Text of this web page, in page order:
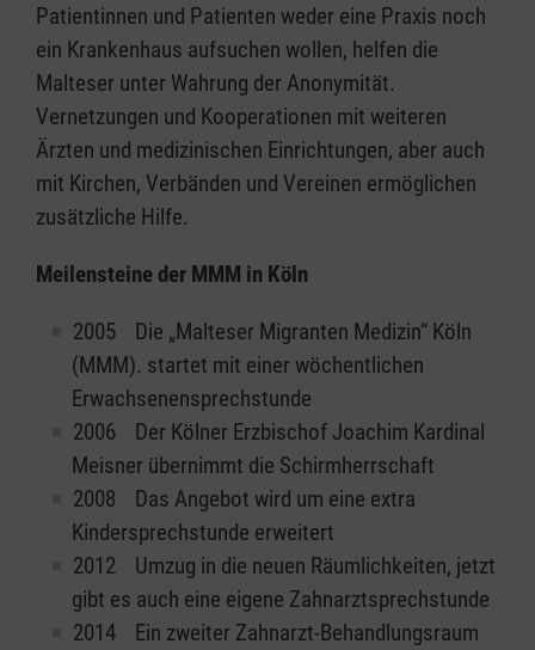
Patientinnen und Patienten weder eine Praxis noch
ein Krankenhaus aufsuchen wollen, helfen die
Malteser unter Wahrung der Anonymität.
Vernetzungen und Kooperationen mit weiteren
Ärzten und medizinischen Einrichtungen, aber auch
mit Kirchen, Verbänden und Vereinen ermöglichen
zusätzliche Hilfe.
Meilensteine der MMM in Köln
2005 Die „Malteser Migranten Medizin“ Köln
(MMM). startet mit einer wöchentlichen
Erwachsenensprechstunde
2006 Der Kölner Erzbischof Joachim Kardinal
Meisner übernimmt die Schirmherrschaft
2008 Das Angebot wird um eine extra
Kindersprechstunde erweitert
2012 Umzug in die neuen Räumlichkeiten, jetzt
gibt es auch eine eigene Zahnarztsprechstunde
2014 Ein zweiter Zahnarzt-Behandlungsraum